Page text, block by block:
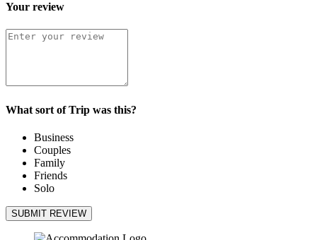
Your review
What sort of Trip was this?
Business
Couples
Family
Friends
Solo
SUBMIT REVIEW